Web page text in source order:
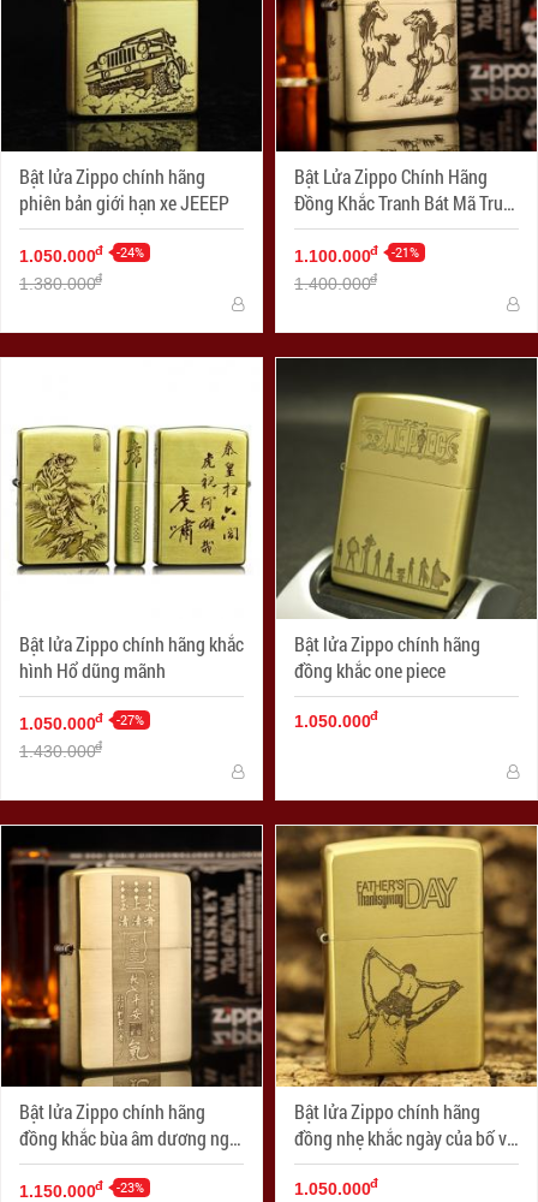
Bật lửa Zippo chính hãng
phiên bản giới hạn xe JEEEP
1.050.000đ -24%
1.380.000đ
Bật Lửa Zippo Chính Hãng
Đồng Khắc Tranh Bát Mã Truy
Phong
1.100.000đ -21%
1.400.000đ
Bật lửa Zippo chính hãng khắc
hình Hổ dũng mãnh
1.050.000đ -27%
1.430.000đ
Bật lửa Zippo chính hãng
đồng khắc one piece
1.050.000đ
Bật lửa Zippo chính hãng
đồng khắc bùa âm dương ngũ
hành
1.150.000đ -23%
Bật lửa Zippo chính hãng
đồng nhẹ khắc ngày của bố vô
cùng ý nghĩa
1.050.000đ